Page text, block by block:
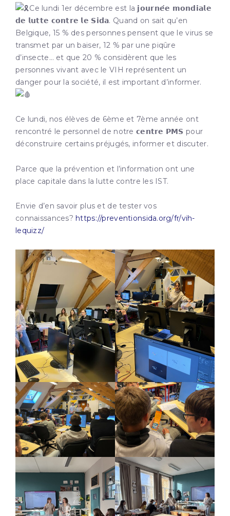
Ce lundi 1er décembre est la 𝗷𝗼𝘂𝗿𝗻𝗲́𝗲 𝗺𝗼𝗻𝗱𝗶𝗮𝗹𝗲
𝗱𝗲 𝗹𝘂𝘁𝘁𝗲 𝗰𝗼𝗻𝘁𝗿𝗲 𝗹𝗲 𝗦𝗶𝗱𝗮. Quand on sait qu’en
Belgique, 15 % des personnes pensent que le virus se
transmet par un baiser, 12 % par une piqûre
d’insecte… et que 20 % considèrent que les
personnes vivant avec le VIH représentent un
danger pour la société, il est important d’informer.
Ce lundi, nos élèves de 6ème et 7ème année ont
rencontré le personnel de notre 𝗰𝗲𝗻𝘁𝗿𝗲 𝗣𝗠𝗦 pour
déconstruire certains préjugés, informer et discuter.
Parce que la prévention et l’information ont une
place capitale dans la lutte contre les IST.
Envie d’en savoir plus et de tester vos
connaissances? https://preventionsida.org/fr/vih-
lequizz/